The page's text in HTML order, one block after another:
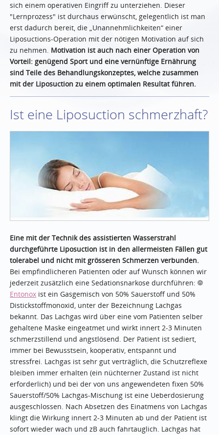
sich einem operativen Eingriff zu unterziehen. Dieser
"Lernprozess" ist durchaus erwünscht, gelegentlich ist man
erst dadurch bereit, die „Unannehmlichkeiten“ einer
Liposuctions-Operation mit der nötigen Motivation auf sich
zu nehmen. Motivation ist auch nach einer Operation von
Vorteil: genügend Sport und eine vernünftige Ernährung
sind Teile des Behandlungskonzeptes, welche zusammen
mit der Liposuction zu einem optimalen Resultat führen.
Ist eine Liposuction schmerzhaft?
Eine mit der Technik des assistierten Wasserstrahl
durchgeführte Liposuction ist in den allermeisten Fällen gut
tolerabel und nicht mit grösseren Schmerzen verbunden.
Bei empfindlicheren Patienten oder auf Wunsch können wir
jederzeit zusätzlich eine Sedationsnarkose durchführen:
Entonox ist ein Gasgemisch von 50% Sauerstoff und 50%
Distickstoffmonoxid, unter der Bezeichnung Lachgas
bekannt. Das Lachgas wird über eine vom Patienten selber
gehaltene Maske eingeatmet und wirkt innert 2-3 Minuten
schmerzstillend und angstlösend. Der Patient ist sediert,
immer bei Bewusstsein, kooperativ, entspannt und
stressfrei. Lachgas ist sehr gut verträglich, die Schutzreflexe
bleiben immer erhalten (ein nüchterner Zustand ist nicht
erforderlich) und bei der von uns angewendeten fixen 50%
Sauerstoff/50% Lachgas-Mischung ist eine Ueberdosierung
ausgeschlossen. Nach Absetzen des Einatmens von Lachgas
klingt die Wirkung innert 2-3 Minuten ab und der Patient ist
sofort wieder wach und zB auch fahrtauglich. Lachgas hat